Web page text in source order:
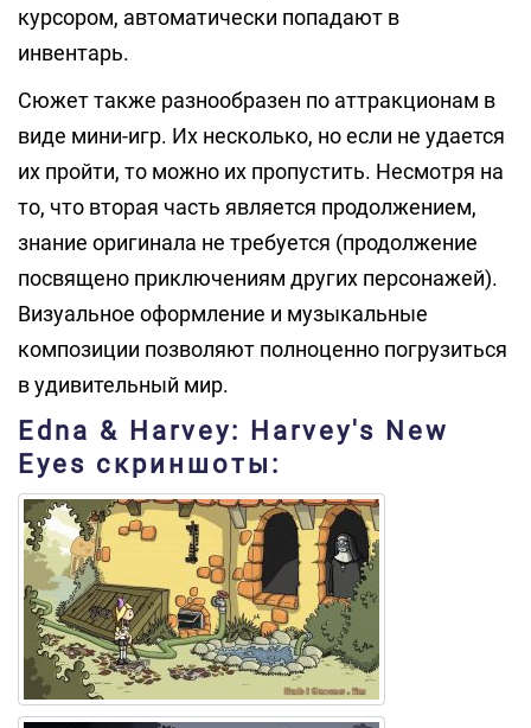
курсором, автоматически попадают в
инвентарь.
Сюжет также разнообразен по аттракционам в
виде мини-игр. Их несколько, но если не удается
их пройти, то можно их пропустить. Несмотря на
то, что вторая часть является продолжением,
знание оригинала не требуется (продолжение
посвящено приключениям других персонажей).
Визуальное оформление и музыкальные
композиции позволяют полноценно погрузиться
в удивительный мир.
Edna & Harvey: Harvey's New
Eyes скриншоты: